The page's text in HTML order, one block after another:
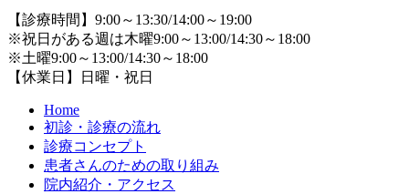
【診療時間】9:00～13:30/14:00～19:00
※祝日がある週は木曜9:00～13:00/14:30～18:00
※土曜9:00～13:00/14:30～18:00
【休業日】日曜・祝日
Home
初診・診療の流れ
診療コンセプト
患者さんのための取り組み
院内紹介・アクセス